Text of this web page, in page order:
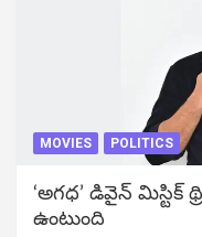
MOVIES POLITICS
‘అగధ’ డివైన్ మిస్టిక్
ఉంటుంది